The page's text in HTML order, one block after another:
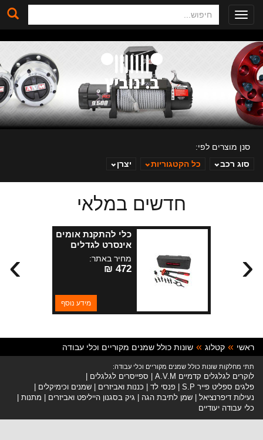
Toggle
navigation
ב. ינוביץ
סנן מוצרים לפי:
סוג רכב
כל הקטגוריות יצרן
חדשים במלאי
כלי להתקנת אומים
אינסרט לגדלים
שונים
מחיר באתר:
472 ₪
מידע נוסף
› ‹
ראשי קטלוג שונות כולל שמנים מקוריים וכלי עבודה
תתי מחלקות שונות כולל שמנים מקוריים וכלי עבודה:
לוקרים לגלגלים קדמיים A.V.M
ספייסרים לגלגלים
פלגים ספליט פייר S.P
פנסי לד כננות ואביזרים
שמנים וכימיקלים
נעילות דיפרנציאל
שמן לתיבת הגה גיק בסגנון הייליפט ואביזרים
מתנות
כלי עבודה יעודיים